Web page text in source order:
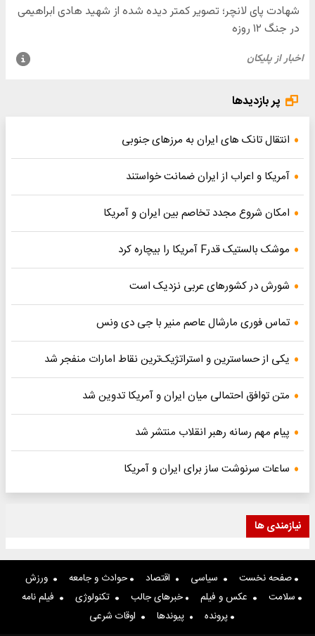
پر بازدیدها
انتقال تانک های ایران به مرزهای جنوبی
آمریکا و اعراب از ایران ضمانت خواستند
امکان شروع مجدد تخاصم‌ بین ایران و آمریکا
موشک بالستیک قدرF آمریکا را بیچاره کرد
شورش در کشورهای عربی نزدیک است
تماس فوری مارشال عاصم منیر با جی دی ونس
یکی از حساسترین و استراتژیک‌ترین نقاط امارات منفجر شد
متن توافق احتمالی میان ایران و آمریکا تدوین شد
پیام مهم رسانه رهبر انقلاب منتشر شد
ساعات سرنوشت ساز برای ایران و آمریکا
نیازمندی ها
صفحه نخست سیاسی اقتصاد حوادث و جامعه
ورزش
سلامت
عکس و فیلم خبرهای جالب تکنولوژی
فیلم نامه
پرونده
پیوندها اوقات شرعی